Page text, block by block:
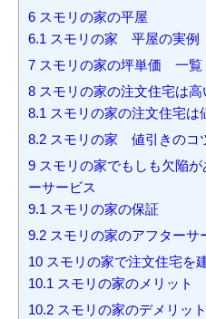
6 スモリの家の平屋
6.1 スモリの家 平屋の実例
7 スモリの家の坪単価 一覧
8 スモリの家の注文住宅は
8.1 スモリの家の注文住宅は
8.2 スモリの家 値引きのコ
9 スモリの家でもしも欠陥
ーサービス
9.1 スモリの家の保証
9.2 スモリの家のアフターサ
10 スモリの家で注文住宅を
10.1 スモリの家のメリット
10.2 スモリの家のデメリット